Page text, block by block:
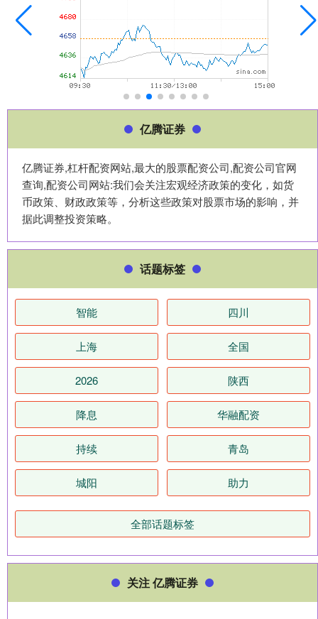
亿腾证券
亿腾证券,杠杆配资网站,最大的股票配资公司,配资公司官网
查询,配资公司网站:我们会关注宏观经济政策的变化，如货
币政策、财政政策等，分析这些政策对股票市场的影响，并
据此调整投资策略。
话题标签
智能 四川
上海 全国
2026 陕西
降息 华融配资
持续 青岛
城阳 助力
全部话题标签
关注 亿腾证券